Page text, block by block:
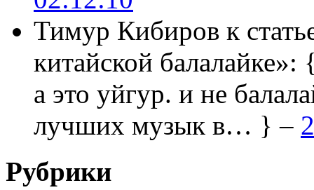
Тимур Кибиров к
китайской балалайке»:
а это уйгур. и не
лучших музык в… } –
Рубрики